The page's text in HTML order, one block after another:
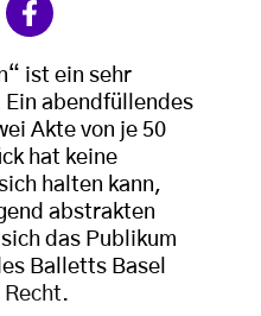
ist ein sehr
abendfüllendes
Akte von je 50
hat keine
halten kann,
abstrakten
das Publikum
Balletts Basel
Recht.